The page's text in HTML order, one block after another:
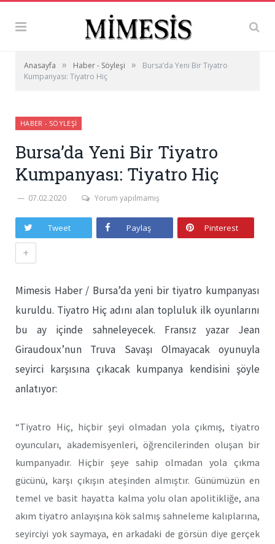
Anasayfa » Haber - Söyleşi »
Bursa’da Yeni Bir Tiyatro
Kumpanyası: Tiyatro Hiç
HABER - SÖYLEŞI
Bursa’da Yeni Bir Tiyatro
Kumpanyası: Tiyatro Hiç
07.02.2020 Yorum yapılmamış
Tweet Paylaş Pinterest
+
Mimesis Haber / Bursa’da yeni bir tiyatro kumpanyası
kuruldu. Tiyatro Hiç adını alan topluluk ilk oyunlarını
bu ay içinde sahneleyecek. Fransız yazar Jean
Giraudoux’nun Truva Savaşı Olmayacak oyunuyla
seyirci karşısına çıkacak kumpanya kendisini şöyle
anlatıyor:
“Tiyatro Hiç, hiçbir şeyi olmadan yola çıkmış, tiyatro
oyuncuları, akademisyenleri, öğrencilerinden oluşan bir
kumpanyadır. Hiçbir şeye sahip olmadan yola çıkma
gücünü, karşı çıkışın ateşinden almıştır. Günümüzün en
temel ve basit hayatta kalma yolu olan apolitikliğe, ana
akım tiyatro anlayışına kök salmış sahneleme kalıplarına,
seyirciyi yok saymaya, en arkadaki de görsün diye gerçek